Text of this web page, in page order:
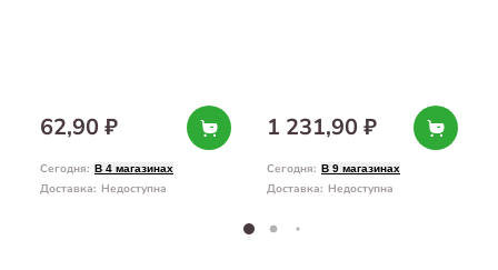
62,90 ₽
Сегодня: В 4 магазинах
Доставка: Недоступна
1 231,90 ₽
Сегодня: В 9 магазинах
Доставка: Недоступна